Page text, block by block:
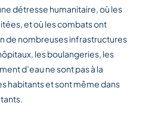
détresse humanitaire, où les
et où les combats ont
de nombreuses infrastructures
les boulangeries, les
d’eau ne sont pas à la
habitants et sont même dans